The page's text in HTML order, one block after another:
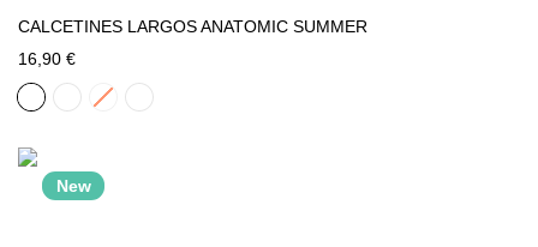
CALCETINES LARGOS ANATOMIC SUMMER
16,90 €
New